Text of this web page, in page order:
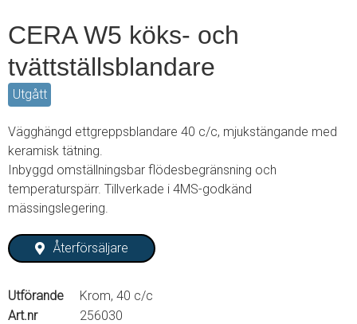
CERA W5 köks- och
tvättställsblandare
Utgått
Vägghängd ettgreppsblandare 40 c/c, mjukstängande med
keramisk tätning.
Inbyggd omställningsbar flödesbegränsning och
temperaturspärr. Tillverkade i 4MS-godkänd
mässingslegering.
Återförsäljare
Utförande
Krom, 40 c/c
Art.nr
256030